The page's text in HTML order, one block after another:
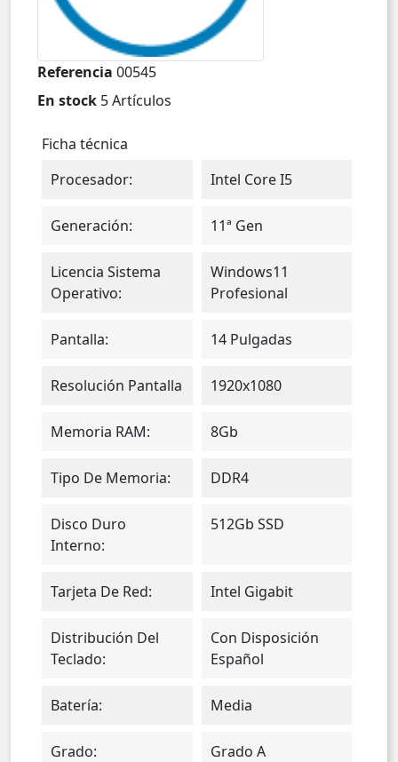
Referencia 00545
En stock 5 Artículos
Ficha técnica
Procesador:
Intel Core I5
Generación: 11ª Gen
Licencia Sistema
Operativo:
Windows11
Profesional
Pantalla: 14 Pulgadas
Resolución Pantalla 1920x1080
Memoria RAM: 8Gb
Tipo De Memoria: DDR4
Disco Duro
Interno:
512Gb SSD
Tarjeta De Red: Intel Gigabit
Distribución Del
Teclado:
Con Disposición
Español
Batería: Media
Grado: Grado A